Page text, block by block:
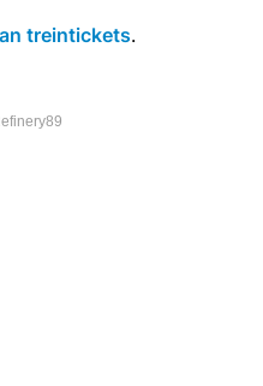
treintickets.